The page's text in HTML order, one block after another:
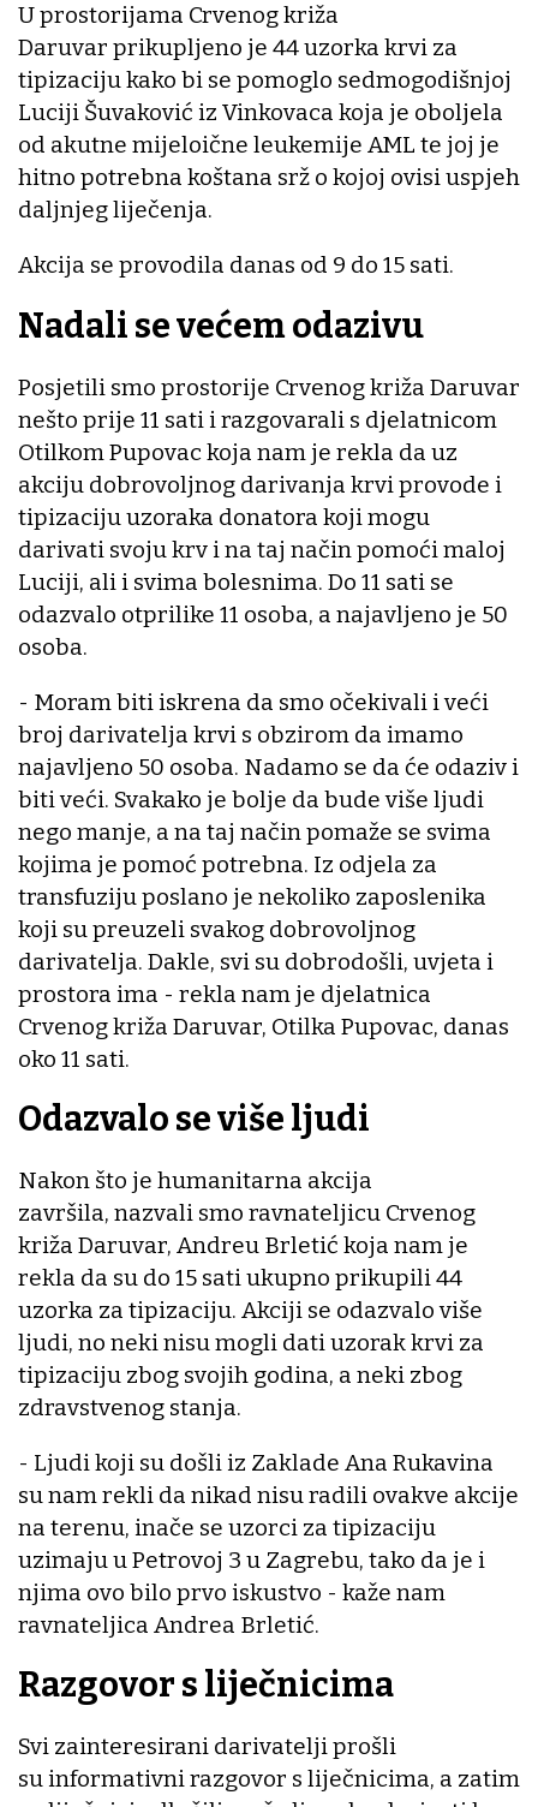
U prostorijama Crvenog križa
Daruvar prikupljeno je 44 uzorka krvi za
tipizaciju kako bi se pomoglo sedmogodišnjoj
Luciji Šuvaković iz Vinkovaca koja je oboljela
od akutne mijeloične leukemije AML te joj je
hitno potrebna koštana srž o kojoj ovisi uspjeh
daljnjeg liječenja.
Akcija se provodila danas od 9 do 15 sati.
Nadali se većem odazivu
Posjetili smo prostorije Crvenog križa Daruvar
nešto prije 11 sati i razgovarali s djelatnicom
Otilkom Pupovac koja nam je rekla da uz
akciju dobrovoljnog darivanja krvi provode i
tipizaciju uzoraka donatora koji mogu
darivati svoju krv i na taj način pomoći maloj
Luciji, ali i svima bolesnima. Do 11 sati se
odazvalo otprilike 11 osoba, a najavljeno je 50
osoba.
- Moram biti iskrena da smo očekivali i veći
broj darivatelja krvi s obzirom da imamo
najavljeno 50 osoba. Nadamo se da će odaziv i
biti veći. Svakako je bolje da bude više ljudi
nego manje, a na taj način pomaže se svima
kojima je pomoć potrebna. Iz odjela za
transfuziju poslano je nekoliko zaposlenika
koji su preuzeli svakog dobrovoljnog
darivatelja. Dakle, svi su dobrodošli, uvjeta i
prostora ima - rekla nam je djelatnica
Crvenog križa Daruvar, Otilka Pupovac, danas
oko 11 sati.
Odazvalo se više ljudi
Nakon što je humanitarna akcija
završila, nazvali smo ravnateljicu Crvenog
križa Daruvar, Andreu Brletić koja nam je
rekla da su do 15 sati ukupno prikupili 44
uzorka za tipizaciju. Akciji se odazvalo više
ljudi, no neki nisu mogli dati uzorak krvi za
tipizaciju zbog svojih godina, a neki zbog
zdravstvenog stanja.
- Ljudi koji su došli iz Zaklade Ana Rukavina
su nam rekli da nikad nisu radili ovakve akcije
na terenu, inače se uzorci za tipizaciju
uzimaju u Petrovoj 3 u Zagrebu, tako da je i
njima ovo bilo prvo iskustvo - kaže nam
ravnateljica Andrea Brletić.
Razgovor s liječnicima
Svi zainteresirani darivatelji prošli
su informativni razgovor s liječnicima, a zatim